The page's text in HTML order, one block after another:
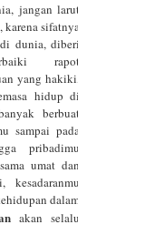
jangan larut
sifatnya
dunia, diberi
rapot
yang hakiki,
hidup di
berbuat
sampai pada
pribadimu
umat dan
dalam
akan selalu